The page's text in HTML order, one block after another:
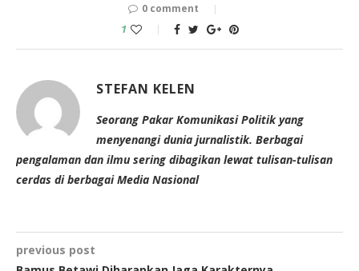
0 comment
1
STEFAN KELEN
Seorang Pakar Komunikasi Politik yang
menyenangi dunia jurnalistik. Berbagai
pengalaman dan ilmu sering dibagikan lewat tulisan-tulisan
cerdas di berbagai Media Nasional
previous post